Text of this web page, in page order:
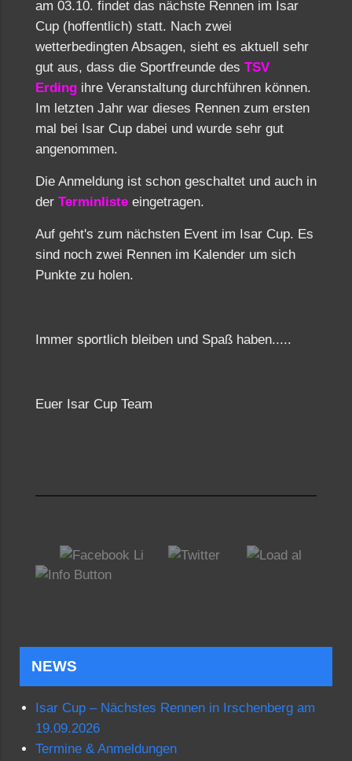
am 03.10. findet das nächste Rennen im Isar
Cup (hoffentlich) statt. Nach zwei
wetterbedingten Absagen, sieht es aktuell sehr
gut aus, dass die Sportfreunde des TSV
Erding ihre Veranstaltung durchführen können.
Im letzten Jahr war dieses Rennen zum ersten
mal bei Isar Cup dabei und wurde sehr gut
angenommen.
Die Anmeldung ist schon geschaltet und auch in
der Terminliste eingetragen.
Auf geht's zum nächsten Event im Isar Cup. Es
sind noch zwei Rennen im Kalender um sich
Punkte zu holen.
Immer sportlich bleiben und Spaß haben.....
Euer Isar Cup Team
NEWS
Isar Cup – Nächstes Rennen in Irschenberg am
19.09.2026
Termine & Anmeldungen